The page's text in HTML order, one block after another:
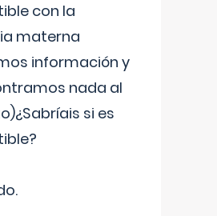
con la
materna
información y
nada al
si es